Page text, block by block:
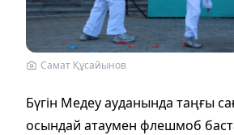
Самат Құсайынов
Бүгін Медеу ауданында таңғы
осындай атаумен флешмоб